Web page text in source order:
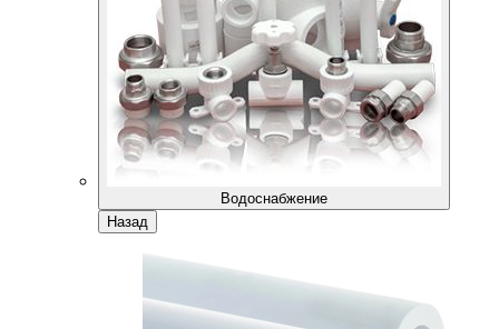
Водоснабжение
Назад